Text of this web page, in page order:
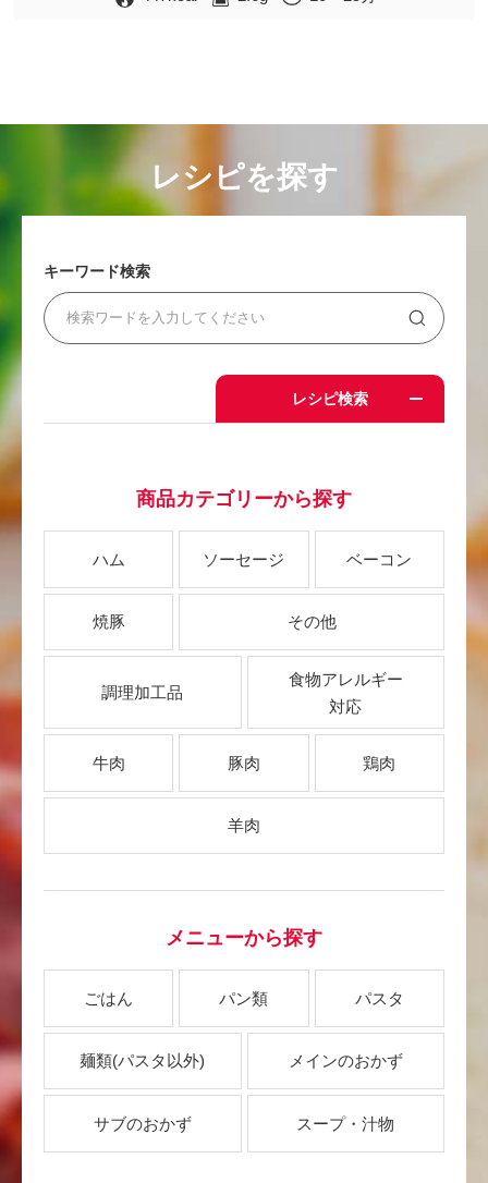
レシピを探す
キーワード検索
レシピ検索
商品カテゴリーから探す
ハム ソーセージ ベーコン
焼豚 その他
調理加工品
食物アレルギー
対応
牛肉 豚肉 鶏肉
羊肉
メニューから探す
ごはん パン類 パスタ
麺類(パスタ以外) メインのおかず
サブのおかず スープ・汁物